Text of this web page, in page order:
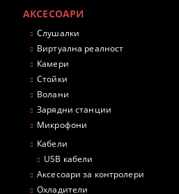
АКСЕСОАРИ
Слушалки
Виртуална реалност
Камери
Стойки
Волани
Зарядни станции
Микрофони
Кабели
USB кабели
Аксесоари за контролери
Охладители